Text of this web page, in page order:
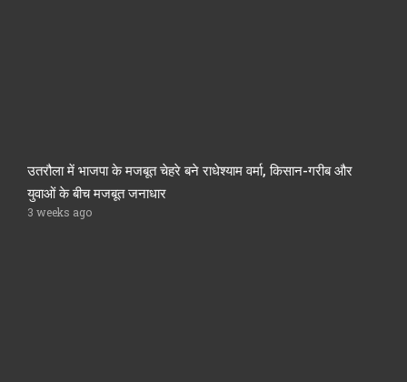
उतरौला में भाजपा के मजबूत चेहरे बने राधेश्याम वर्मा, किसान-गरीब और
युवाओं के बीच मजबूत जनाधार
3 weeks ago